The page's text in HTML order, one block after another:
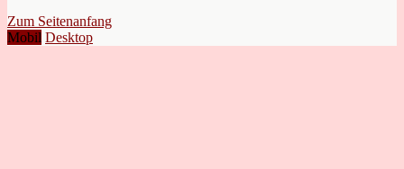
Zum Seitenanfang
Mobil Desktop